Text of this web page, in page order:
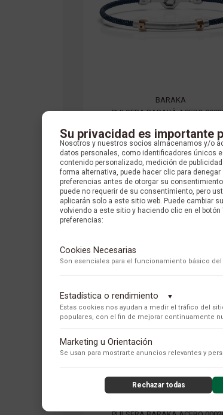
BARAKA
PULSERA BARAKÀ ACERO
$ 4.224.000 COP
PRECIO ONLINE
Su privacidad es importante
Nosotros y nuestros socios almacenamos y/o
datos personales, como identificadores únicos
contenido personalizado, medición de
forma alternativa, puede hacer clic para
preferencias antes de otorgar su
puede no requerir de su consentimiento, pero
aplicarán solo a este sitio web. Puede cambiar
volviendo a este sitio y haciendo clic en el botón
preferencias:
Cookies Necesarias
Son esenciales para el funcionamiento básico
Estadística o rendimiento ▼
Estas cookies nos ayudan a medir el tráfico del
populares, con el fin de mejorar continuamente
Adobe Analytics
Utilizamos Adobe Analytics para recopilar datos de uso
los usuarios.
ContentSquare
con exclusión de datos sensibles) y análisis de
Marketing u Orientación
Se usan para mostrarte anuncios relevantes y
Rechazar todas